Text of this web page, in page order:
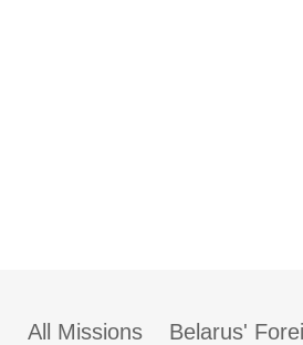
All Missions Belarus'